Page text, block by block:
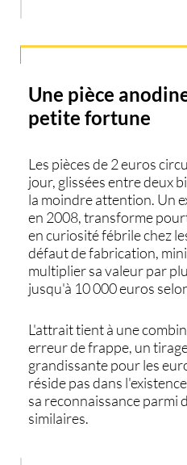
Une pièce
petite fortune
Les pièces de 2 euros
jour, glissées entre deux
la moindre attention. Un
en 2008, transforme
en curiosité fébrile chez
défaut de fabrication,
multiplier sa valeur par
jusqu'à 10 000 euros
L'attrait tient à une
erreur de frappe, un
grandissante pour les
réside pas dans
sa reconnaissance parmi
similaires.